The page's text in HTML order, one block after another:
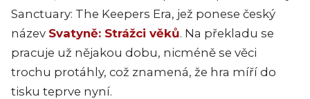
Sanctuary: The Keepers Era, jež ponese český
název Svatyně: Strážci věků. Na překladu se
pracuje už nějakou dobu, nicméně se věci
trochu protáhly, což znamená, že hra míří do
tisku teprve nyní.